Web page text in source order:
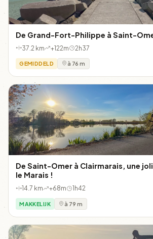
De Grand-Fort-Philippe à Saint-
37.2 km +122m 2h37
GEMIDDELD à 76 m
De Saint-Omer à Clairmarais, une
le Marais !
14.7 km +68m 1h42
MAKKELIJK à 79 m